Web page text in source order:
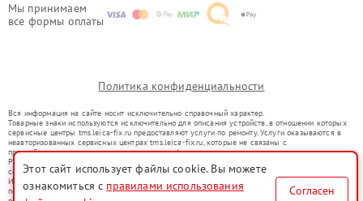
Мы принимаем
все формы оплаты
Политика конфиденциальности
Вся информация на сайте носит исключительно справочный характер.
Товарные знаки используются исключительно для описания устройств, в отношении которых
сервисные центры tms.leica-fix.ru предоставляют услуги по ремонту. Услуги оказываются в
неавторизованных сервисных центрах tms.leica-fix.ru, которые не связаны с
правообладателями товарных знаков или их официальными представителями.
Ремонт осуществляется для устройств, уже введенных в гражданский оборот в соответствии
со статьей 1487 ГК РФ.
Использование товарных знаков не преследует цели индивидуализации услуг или введения
потребителей в заблуждение, а служит для информирования о предоставляемых услугах по
Этот сайт использует файлы cookie. Вы можете
ознакомиться с правилами использования
Согласен